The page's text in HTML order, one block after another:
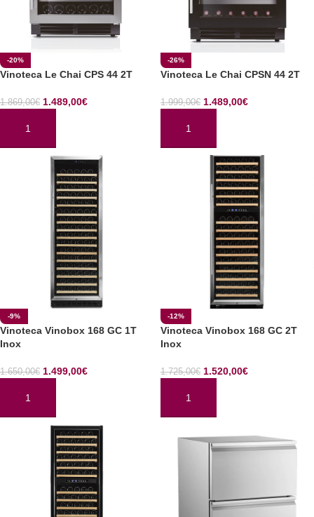
-20%
Vinoteca Le Chai CPS 44 2T
1.869,00€ 1.489,00€
AÑADIR AL CARRITO
-26%
Vinoteca Le Chai CPSN 44 2T
1.999,00€ 1.489,00€
AÑADIR AL CARRITO
-9%
Vinoteca Vinobox 168 GC 1T
Inox
1.650,00€ 1.499,00€
AÑADIR AL CARRITO
-12%
Vinoteca Vinobox 168 GC 2T
Inox
1.725,00€ 1.520,00€
AÑADIR AL CARRITO